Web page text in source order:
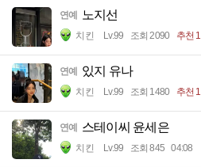
연예 노지선
치킨 Lv.99 조회 2090 추천 1
연예 있지 유나
치킨 Lv.99 조회 1480 추천 1
연예 스테이씨 윤세은
치킨 Lv.99 조회 845 04:08